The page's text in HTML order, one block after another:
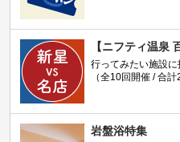
【ニフティ温泉
行ってみたい施設に
（全10回開催 / 合計
岩盤浴特集